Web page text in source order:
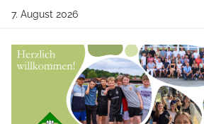
Zum
springen
7. August 2026